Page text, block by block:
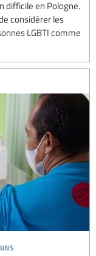
difficile en Pologne.
considérer les
LGBTI comme